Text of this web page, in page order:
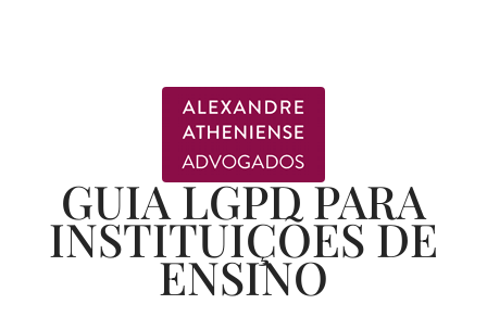
GUIA LGPD PARA
INSTITUIÇÕES DE
ENSINO